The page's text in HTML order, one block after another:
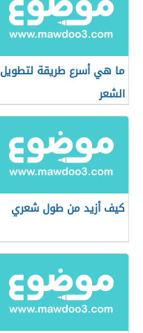
ما هي أسرع طريقة لتطويل
الشعر
كيف أزيد من طول شعري